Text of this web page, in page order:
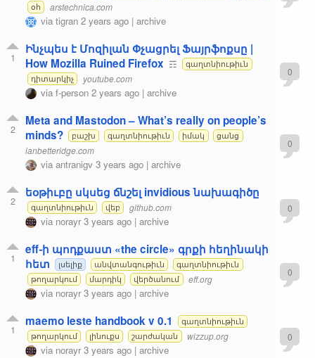
օհ
arstechnica.com
via tigran 2 years ago | archive
1
Ինչպես է Մոզիլան Փչացրել Ֆայրֆոքսը |
How Mozilla Ruined Firefox ☶
գաղտնիութիւն
դիտարկիչ
youtube.com
via f-person 2 years ago | archive
0
2
Meta and Mastodon – What’s really on people’s
minds?
բաշխ գաղտնիութիւն իմակ ցանց
ianbetteridge.com
via antranigv 3 years ago | archive
0
2
եօթիւբը սկսեց ճնշել invidious նախագիծը
գաղտնիութիւն վեբ github.com
via norayr 3 years ago | archive
0
1
eff֊ի պոդքաստ «the circle» գրքի հեղինակի
հետ
լսելիք անվտանգութիւն
գաղտնիութիւն
թողարկում
մարդիկ վերծանում eff.org
via norayr 3 years ago | archive
0
1
maemo leste handbook v 0.1
գաղտնիութիւն
թողարկում
լինուքս շարժական wizzup.org
via norayr 3 years ago | archive
0